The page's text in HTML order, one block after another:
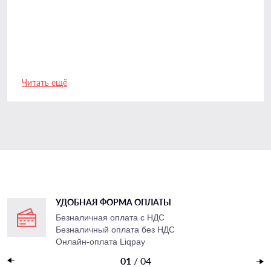
Читать ещё
УДОБНАЯ ФОРМА ОПЛАТЫ
Безналичная оплата с НДС
Безналичный оплата без НДС
Онлайн-оплата Liqpay
01 / 04